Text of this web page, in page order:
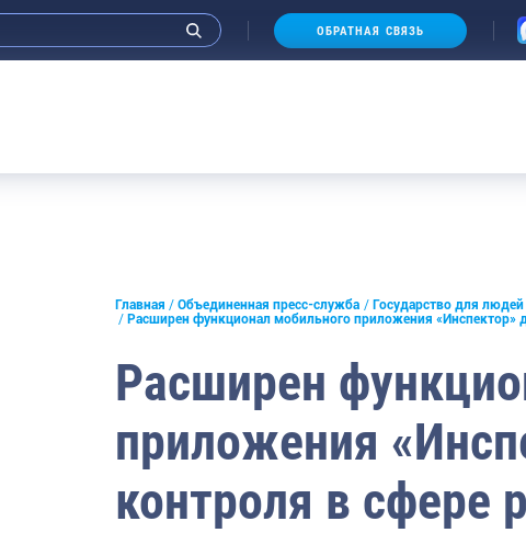
Реализация Концепции открытости
Интернет-конференции
Молодежный совет Росрыболовства
ОБРАТНАЯ СВЯЗЬ
Главная Объединенная пресс-служба
Государство для людей
Расширен функционал мобильного приложения «Инспектор»
Расширен
приложения
контроля в сфере